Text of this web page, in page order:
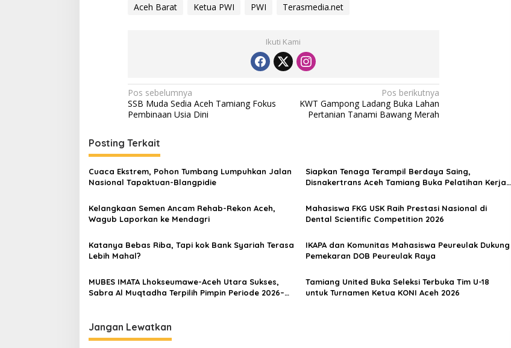
Aceh Barat Ketua PWI PWI Terasmedia.net
Ikuti Kami
N
a
i
g
a
i
p
o
s
Pos sebelumnya
SSB Muda Sedia Aceh Tamiang Fokus
Pembinaan Usia Dini
Pos berikutnya
KWT Gampong Ladang Buka Lahan
Pertanian Tanami Bawang Merah
Posting Terkait
Cuaca Ekstrem, Pohon Tumbang Lumpuhkan Jalan
Nasional Tapaktuan-Blangpidie
Siapkan Tenaga Terampil Berdaya Saing,
Disnakertrans Aceh Tamiang Buka Pelatihan Kerja
Kelangkaan Semen Ancam Rehab-Rekon Aceh,
Wagub Laporkan ke Mendagri
Mahasiswa FKG USK Raih Prestasi Nasional di
Dental Scientific Competition 2026
Katanya Bebas Riba, Tapi kok Bank Syariah Terasa
Lebih Mahal?
IKAPA dan Komunitas Mahasiswa Peureulak Dukung
Pemekaran DOB Peureulak Raya
MUBES IMATA Lhokseumawe-Aceh Utara Sukses,
Sabra Al Muqtadha Terpilih Pimpin Periode 2026–
Tamiang United Buka Seleksi Terbuka Tim U-18
untuk Turnamen Ketua KONI Aceh 2026
Jangan Lewatkan